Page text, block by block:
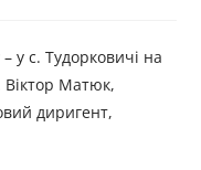
у с. Тудорковичі на
Віктор Матюк,
диригент,